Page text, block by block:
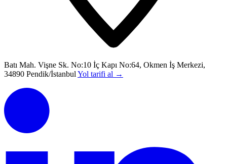
Batı Mah. Vişne Sk. No:10 İç Kapı No:64, Okmen İş Merkezi,
34890 Pendik/İstanbul Yol tarifi al →